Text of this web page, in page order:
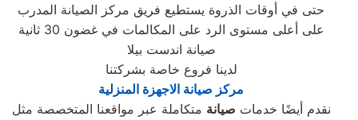
حتى في أوقات الذروة يستطيع فريق مركز الصيانة المدرب
على أعلى مستوى الرد على المكالمات في غضون 30 ثانية
صيانة اندست بيلا
لدينا فروع خاصة بشركتنا
مركز صيانة الاجهزة المنزلية
نقدم أيضًا خدمات صيانة متكاملة عبر مواقعنا المتخصصة مثل